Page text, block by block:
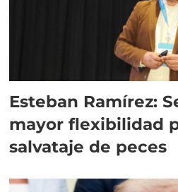
Esteban Ramírez:
mayor flexibilidad
salvataje de peces